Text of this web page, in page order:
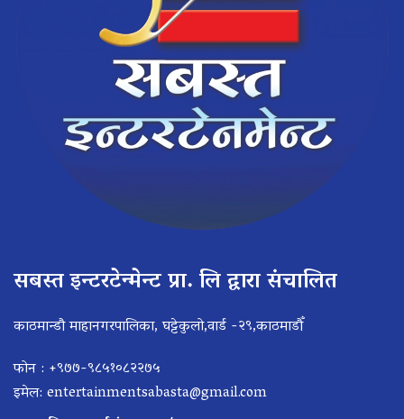
सबस्त इन्टरटेन्मेन्ट प्रा. लि द्वारा संचालित
काठमान्डौ माहानगरपालिका, घट्टेकुलो,वार्ड -२९,काठमाडौँ
फोन : +९७७-९८५१०८२२७५
इमेल: entertainmentsabasta@gmail.com